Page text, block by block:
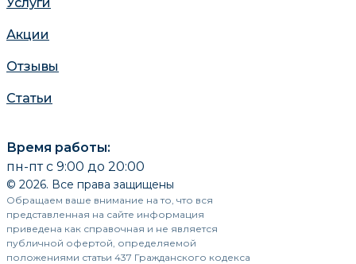
Акции
Отзывы
Статьи
Время работы:
пн-пт с 9:00 до 20:00
© 2026. Все права защищены
Обращаем ваше внимание на то, что вся
представленная на сайте информация
приведена как справочная и не является
публичной офертой, определяемой
положениями статьи 437 Гражданского кодекса